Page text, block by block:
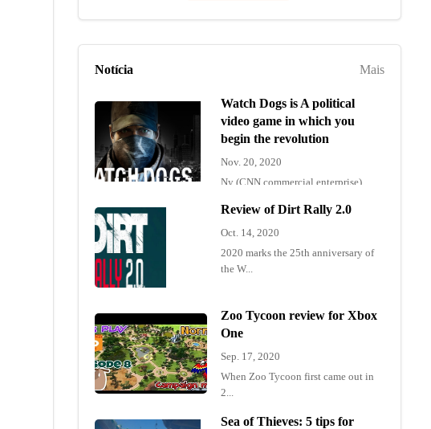
Mais
Notícia
Watch Dogs is A political
video game in which you
begin the revolution
Nov. 20, 2020
Ny (CNN commercial enterprise)
Review of Dirt Rally 2.0
Oct. 14, 2020
2020 marks the 25th anniversary of
the W...
Zoo Tycoon review for Xbox
One
Sep. 17, 2020
When Zoo Tycoon first came out in
2...
Sea of Thieves: 5 tips for